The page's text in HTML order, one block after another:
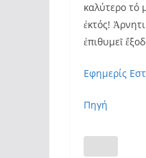
καλύτερο τό
ἐκτός!
ἐπιθυμεῖ
Εφημερίς
Πηγή